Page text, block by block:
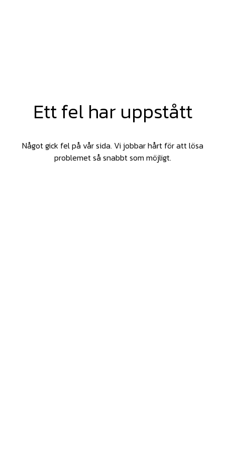
Ett fel har uppstått
Något gick fel på vår sida. Vi jobbar hårt för att lösa
problemet så snabbt som möjligt.